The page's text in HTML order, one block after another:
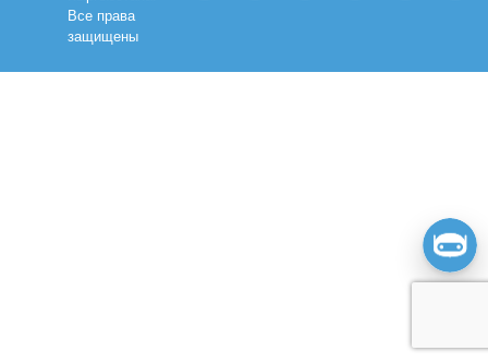
Все права
защищены